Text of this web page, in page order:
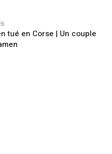
tué en Corse | Un couple